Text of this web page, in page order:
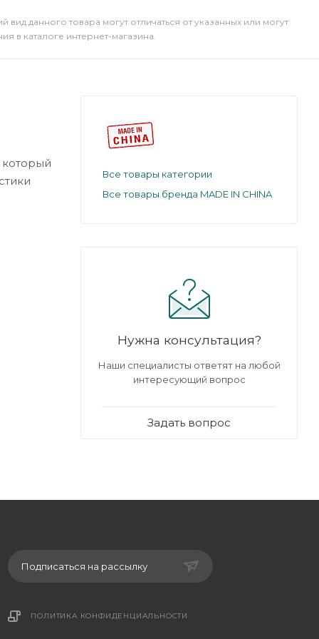
вид данного товара могут отличаться от указанных или могут
в каталоге интернет-магазина.
который
Все товары категории
Все товары бренда MADE IN CHINA
Нужна консультация?
Наши специалисты ответят на любой
интересующий вопрос
Задать вопрос
Подписаться на рассылку
ПОЛИТИКА КОНФИДЕНЦИАЛЬНОСТИ